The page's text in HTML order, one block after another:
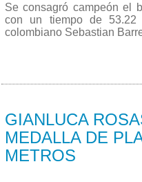
Se consagró campeón el
con un tiempo de
colombiano Sebastian
GIANLUCA
MEDALLA DE
METROS